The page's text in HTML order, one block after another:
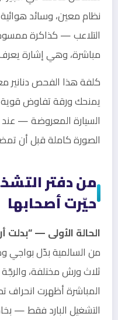
نظام معين، وسائد
التلاعب — كذاكرة
مباشرة، وهي إشارة يعرف
كلفة هذا الفحص دنانير
يمنحك ورقة تفاوض
السيارة المعروضة —
الصورة كاملة قبل أن
من دفتر
حيّرت أصحابها
الحالة الأولى — “بدلت
من السالمية بدّل
ثلاث ورش مختلفة، والرجّة
المباشرة أظهرت انحراف
التشغيل البارد فقط —